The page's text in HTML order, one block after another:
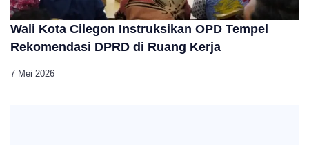
Wali Kota Cilegon Instruksikan OPD Tempel
Rekomendasi DPRD di Ruang Kerja
7 Mei 2026